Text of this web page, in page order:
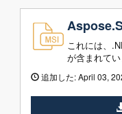
これには、
が含まれてい
追加した:April 03,